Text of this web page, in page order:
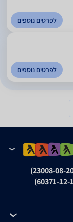
לפרטים נוספים
לפרטים נוספים